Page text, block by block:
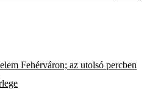
Fehérváron; az utolsó percben